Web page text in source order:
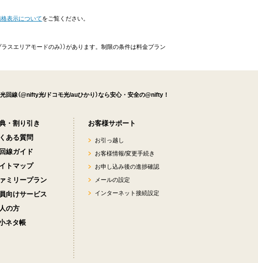
表示についてをご覧ください。
エリアモードのみ））があります。制限の条件は料金プラン
光回線（@nifty光/ドコモ光/auひかり）なら安心・安全の@nifty！
・割り引き
ある質問
線ガイド
トマップ
ミリープラン
向けサービス
の方
ネタ帳
お客様サポート
お引っ越し
お客様情報/変更手続き
お申し込み後の進捗確認
メールの設定
インターネット接続設定